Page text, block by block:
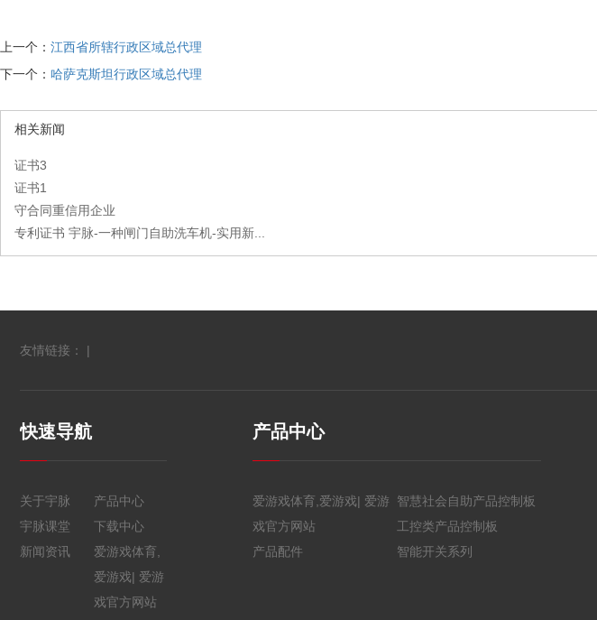
上一个： 江西省所辖行政区域总代理
下一个： 哈萨克斯坦行政区域总代理
相关新闻
证书3
证书1
守合同重信用企业
专利证书 宇脉-一种闸门自助洗车机-实用新...
友情链接： |
快速导航
关于宇脉
产品中心
宇脉课堂
下载中心
新闻资讯
爱游戏体育,
爱游戏| 爱游
戏官方网站
产品中心
爱游戏体育,爱游戏| 爱游
戏官方网站
智慧社会自助产品控制板
工控类产品控制板
产品配件
智能开关系列